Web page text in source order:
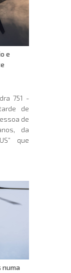
e
751 -
de
de
da
que
numa